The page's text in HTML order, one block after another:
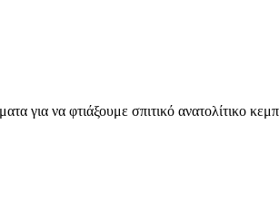
για να φτιάξουμε σπιτικό ανατολίτικο